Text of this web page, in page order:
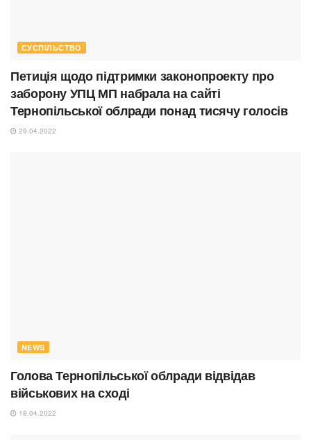
СУСПІЛЬСТВО
Петиція щодо підтримки законопроекту про
заборону УПЦ МП набрала на сайті
Тернопільської облради понад тисячу голосів
29.04.2022
NEWS
Голова Тернопільської облради відвідав
військових на сході
18.04.2022